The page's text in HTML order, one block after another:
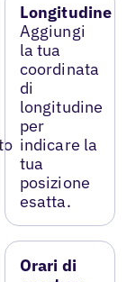
Longitudine
Aggiungi
la tua
coordinata
di
longitudine
per
indicare la
tua
posizione
esatta.
Orari di